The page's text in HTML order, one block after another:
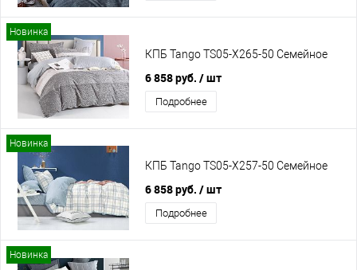
Новинка
КПБ Tango TS05-X265-50 Семейное
6 858 руб. / шт
Подробнее
Новинка
КПБ Tango TS05-X257-50 Семейное
6 858 руб. / шт
Подробнее
Новинка